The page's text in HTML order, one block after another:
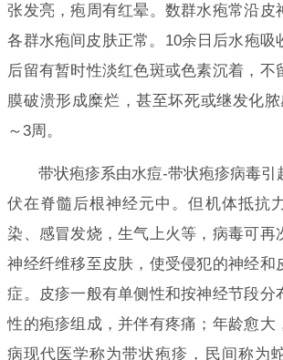
张发亮，疱周有红晕。数群水疱常沿皮
各群水疱间皮肤正常。10余日后水疱吸
后留有暂时性淡红色斑或色素沉着，不
膜破溃形成糜烂，甚至坏死或继发化
～3周。
带状疱疹系由水痘-带状疱疹病毒引
伏在脊髓后根神经元中。但机体抵抗
染、感冒发烧，生气上火等，病毒可再
神经纤维移至皮肤，使受侵犯的神经和
症。皮疹一般有单侧性和按神经节段分
性的疱疹组成，并伴有疼痛；年龄愈大
病现代医学称为带状疱疹，民间称为